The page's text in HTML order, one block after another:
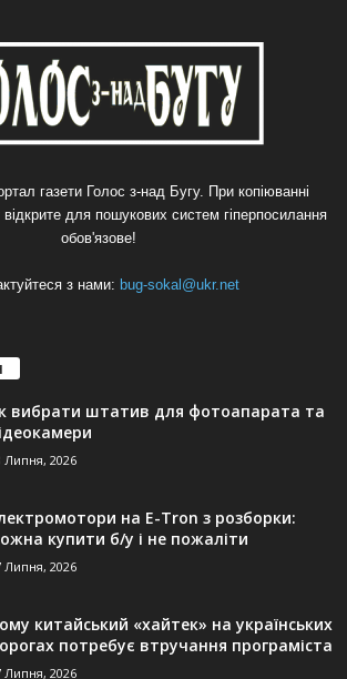
газети Голос з-над Бугу. При копіюванні
відкрите для пошукових систем гіперпосилання
обов'язове!
з нами: bug-sokal@ukr.net
вибрати штатив для фотоапарата та
Липня, 2026
на E-Tron з розборки:
купити б/у і не пожаліти
Липня, 2026
китайський «хайтек» на українських
потребує втручання програміста
Липня, 2026